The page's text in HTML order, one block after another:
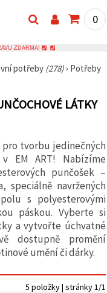
0
ZDARMA!
potřeby (278)› Potřeby
LÁTKY
tvorbu jedinečných
EM ART! Nabízíme
punčošek –
speciálně navržených
s polyesterovými
páskou. Vyberte si
a vytvořte úchvatné
dostupně promění
umění či dárky.
5 položky | stránky 1/1